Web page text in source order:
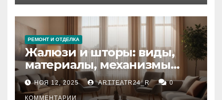
РЕМОНТ И ОТДЕЛКА
Жалюзи и шторы: виды,
материалы, механизмы
управления и уход
НОЯ 12, 2025 ARTTEATR24_R 0
КОММЕНТАРИИ